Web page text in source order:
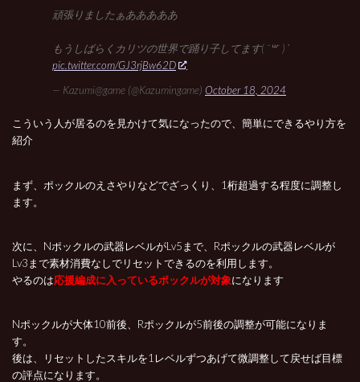
頑張りましたぁあああああ
もうしばらくカリツの世界で踊り子してます( ¯꒳​¯ )ᐝ
pic.twitter.com/GJ3rjBw62D
— Kazumi@game (@Kazumingame) October 18, 2024
こういう人が居るのを見かけて気になったので、簡単にできるやり方を
紹介
まず、ポックルのえさやりなどでざっくり、1桁超過する程度に調整し
ます。
次に、Nポックルの武器レベルがLv5まで、Rポックルの武器レベルが
Lv3まで素材消費なしでリセットできるのを利用します。
やるのは応援編成に入っているポックルが対象になります
Nポックルが大体10前後、Rポックルが5前後の調整が可能になりま
す。
後は、リセットしたスキルを1レベルずつあげて微調整して戻せば目標
の評点になります。